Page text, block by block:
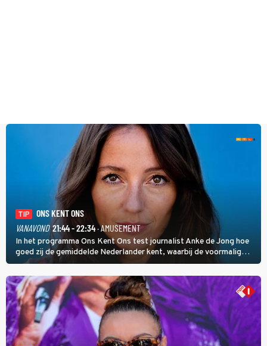
TIP
ONS KENT ONS
VANAVOND 21:44 - 22:34· AMUSEMENT
In het programma Ons Kent Ons test journalist Anke de Jong hoe
goed zij de gemiddelde Nederlander kent, waarbij de voormalig
hoofdredacteur van modebladen Glamour en Elle het samen met
rapper Keizer opneemt tegen Edson da Graça en Marc-Marie
Huijbregts.